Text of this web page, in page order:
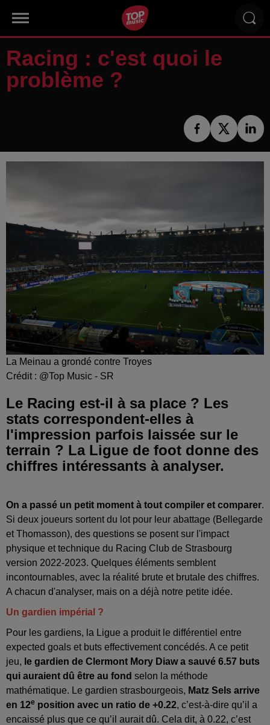
Racing : c'est quoi le
problème ?
La Meinau a grondé contre Troyes
Crédit : @Top Music - SR
Le Racing est-il à sa place ? Les
stats correspondent-elles à
l'impression parfois laissée sur le
terrain ? La Ligue de foot donne des
chiffres intéressants à analyser.
On a passé un petit moment à tout compiler et comparer.
Si deux joueurs sortent du lot pour leur abattage (Bellegarde
et Thomasson), des questions se posent sur l'impact
physique et technique du Racing Club de Strasbourg
version 2022-2023. Quelques éléments semblent
incontournables, avec la réalité brute et brutale des chiffres.
A chacun d'analyser, mais on a déjà notre petite idée.
Un gardien impérial ?
Pour les gardiens, la Ligue a produit le différentiel entre
expected goals et buts effectivement concédés. A ce petit
jeu, le gardien de Clermont Mory Diaw a sauvé 6.57 buts
qui auraient dû être au fond selon la méthode
mathématique. Le gardien strasbourgeois, Matz Sels arrive
en 12e position avec un ratio de +0.22, c’est-à-dire qu’il a
encaissé plus que ce qu’il aurait dû. Cela dit, à 0.22, c’est